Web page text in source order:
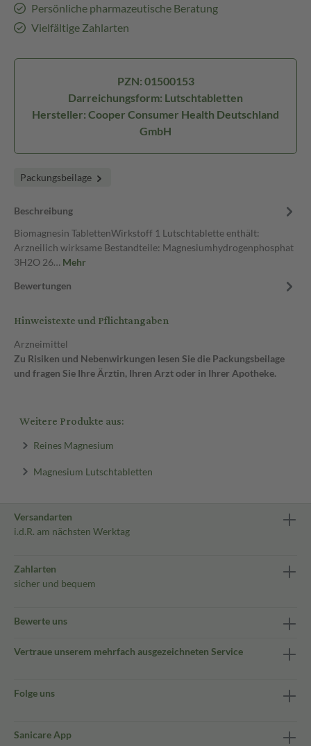
Persönliche pharmazeutische Beratung
Vielfältige Zahlarten
PZN: 01500153
Darreichungsform: Lutschtabletten
Hersteller: Cooper Consumer Health Deutschland
GmbH
Packungsbeilage
Beschreibung
Biomagnesin TablettenWirkstoff 1 Lutschtablette enthält:
Arzneilich wirksame Bestandteile: Magnesiumhydrogenphosphat
3H2O 26… Mehr
Bewertungen
Hinweistexte und Pflichtangaben
Arzneimittel
Zu Risiken und Nebenwirkungen lesen Sie die Packungsbeilage
und fragen Sie Ihre Ärztin, Ihren Arzt oder in Ihrer Apotheke.
Weitere Produkte aus:
Reines Magnesium
Magnesium Lutschtabletten
Versandarten
i.d.R. am nächsten Werktag
Zahlarten
sicher und bequem
Bewerte uns
Vertraue unserem mehrfach ausgezeichneten Service
Folge uns
Sanicare App